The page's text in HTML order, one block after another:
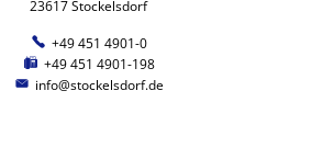
23617 Stockelsdorf
+49 451 4901-0
+49 451 4901-198
info@stockelsdorf.de